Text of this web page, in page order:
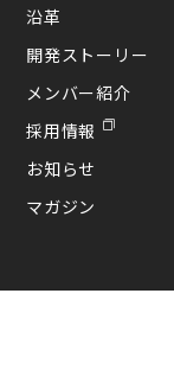
沿革
開発ストーリー
メンバー紹介
採用情報
お知らせ
マガジン